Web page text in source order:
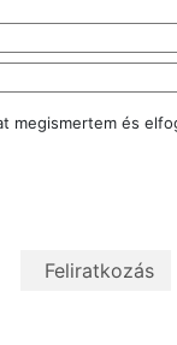
megismertem és